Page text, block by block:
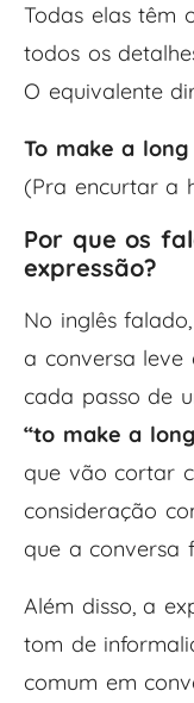
Todas elas têm
todos os
O equivalente
To make a
(Pra encurtar a
Por que os
expressão?
No inglês
a conversa leve
cada passo de
“to make a
que vão cortar
consideração
que a conversa
Além disso, a
tom de
comum em